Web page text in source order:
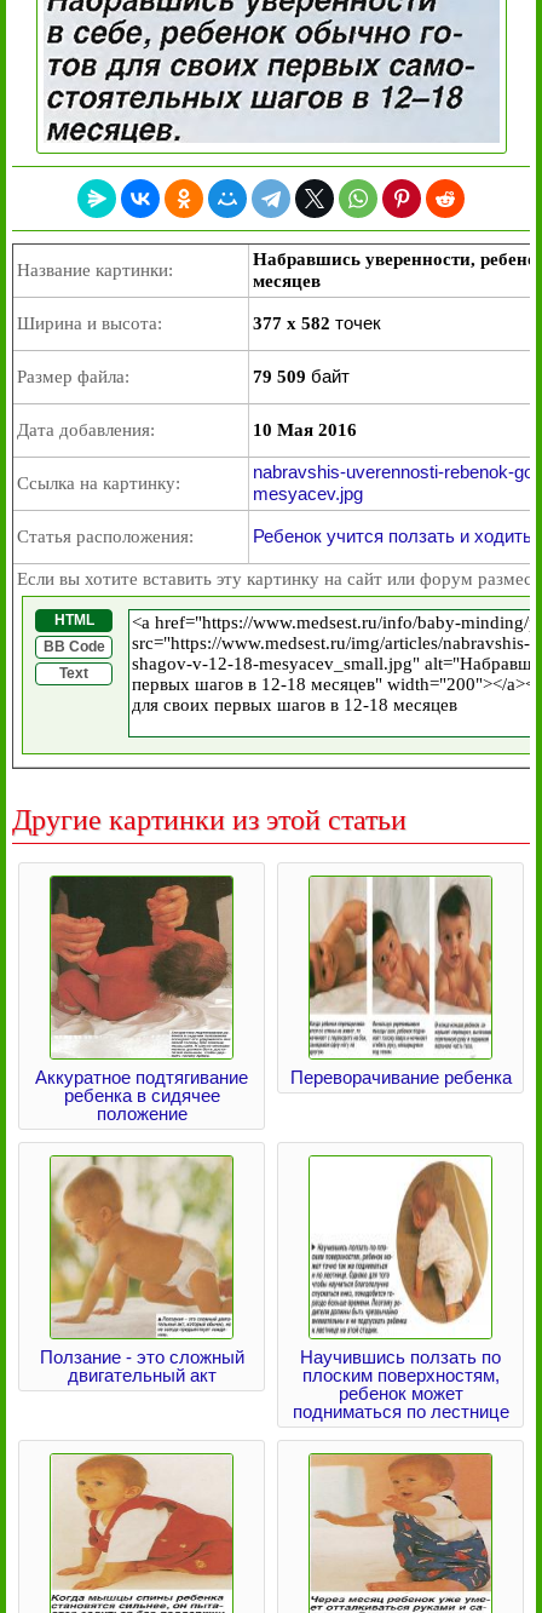
Название картинки:
Набравшись уверенности,
месяцев
Ширина и высота: 377 x 582 точек
Размер файла: 79 509 байт
Дата добавления: 10 Мая 2016
Ссылка на картинку:
nabravshis-uverennosti-rebenok-
mesyacev.jpg
Статья расположения: Ребенок учится ползать и ходить
Если вы хотите вставить эту картинку на сайт или форум
HTML
BB Code
Text
Другие картинки из этой статьи
Аккуратное подтягивание
ребенка в сидячее
положение
Переворачивание ребенка
Ползание - это сложный
двигательный акт
Научившись ползать по
плоским поверхностям,
ребенок может
подниматься по лестнице